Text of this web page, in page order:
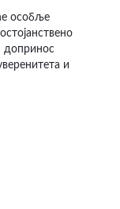
особље
допринос
и